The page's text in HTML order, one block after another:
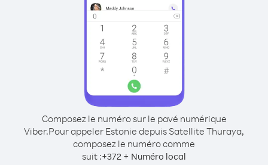
Composez le numéro sur le pavé numérique
Viber.Pour appeler Estonie depuis Satellite Thuraya,
composez le numéro comme
suit :+372 + Numéro local